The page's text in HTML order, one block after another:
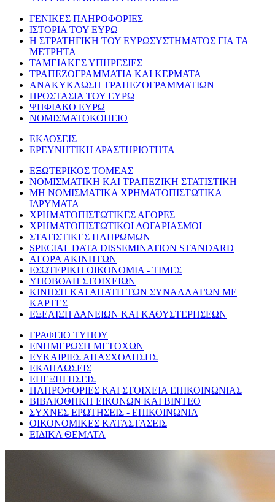
ΓΕΝΙΚΕΣ ΠΛΗΡΟΦΟΡΙΕΣ
ΙΣΤΟΡΙΑ ΤΟΥ ΕΥΡΩ
Η ΣΤΡΑΤΗΓΙΚΗ ΤΟΥ ΕΥΡΩΣΥΣΤΗΜΑΤΟΣ ΓΙΑ ΤΑ
ΜΕΤΡΗΤΑ
ΤΑΜΕΙΑΚΕΣ ΥΠΗΡΕΣΙΕΣ
ΤΡΑΠΕΖΟΓΡΑΜΜΑΤΙΑ ΚΑΙ ΚΕΡΜΑΤΑ
ΑΝΑΚΥΚΛΩΣΗ ΤΡΑΠΕΖΟΓΡΑΜΜΑΤΙΩΝ
ΠΡΟΣΤΑΣΙΑ ΤΟΥ ΕΥΡΩ
ΨΗΦΙΑΚΟ ΕΥΡΩ
ΝΟΜΙΣΜΑΤΟΚΟΠΕΙΟ
ΕΚΔΟΣΕΙΣ
ΕΡΕΥΝΗΤΙΚΗ ΔΡΑΣΤΗΡΙΟΤΗΤΑ
ΕΞΩΤΕΡΙΚΟΣ ΤΟΜΕΑΣ
ΝΟΜΙΣΜΑΤΙΚΗ ΚΑΙ ΤΡΑΠΕΖΙΚΗ ΣΤΑΤΙΣΤΙΚΗ
ΜΗ ΝΟΜΙΣΜΑΤΙΚΑ ΧΡΗΜΑΤΟΠΙΣΤΩΤΙΚΑ
ΙΔΡΥΜΑΤΑ
ΧΡΗΜΑΤΟΠΙΣΤΩΤΙΚΕΣ ΑΓΟΡΕΣ
ΧΡΗΜΑΤΟΠΙΣΤΩΤΙΚΟΙ ΛΟΓΑΡΙΑΣΜΟΙ
ΣΤΑΤΙΣΤΙΚΕΣ ΠΛΗΡΩΜΩΝ
SPECIAL DATA DISSEMINATION STANDARD
ΑΓΟΡΑ ΑΚΙΝΗΤΩΝ
ΕΣΩΤΕΡΙΚΗ ΟΙΚΟΝΟΜΙΑ - ΤΙΜΕΣ
ΥΠΟΒΟΛΗ ΣΤΟΙΧΕΙΩΝ
ΚΙΝΗΣΗ ΚΑΙ ΑΠΑΤΗ ΤΩΝ ΣΥΝΑΛΛΑΓΩΝ ΜΕ
ΚΑΡΤΕΣ
ΕΞΕΛΙΞΗ ΔΑΝΕΙΩΝ ΚΑΙ ΚΑΘΥΣΤΕΡΗΣΕΩΝ
ΓΡΑΦΕΙΟ ΤΥΠΟΥ
ΕΝΗΜΕΡΩΣΗ ΜΕΤΟΧΩΝ
ΕΥΚΑΙΡΙΕΣ ΑΠΑΣΧΟΛΗΣΗΣ
ΕΚΔΗΛΩΣΕΙΣ
ΕΠΕΞΗΓΗΣΕΙΣ
ΠΛΗΡΟΦΟΡΙΕΣ ΚΑΙ ΣΤΟΙΧΕΙΑ ΕΠΙΚΟΙΝΩΝΙΑΣ
ΒΙΒΛΙΟΘΗΚΗ ΕΙΚΟΝΩΝ ΚΑΙ ΒΙΝΤΕΟ
ΣΥΧΝΕΣ ΕΡΩΤΗΣΕΙΣ - ΕΠΙΚΟΙΝΩΝΙΑ
ΟΙΚΟΝΟΜΙΚΕΣ ΚΑΤΑΣΤΑΣΕΙΣ
ΕΙΔΙΚΑ ΘΕΜΑΤΑ